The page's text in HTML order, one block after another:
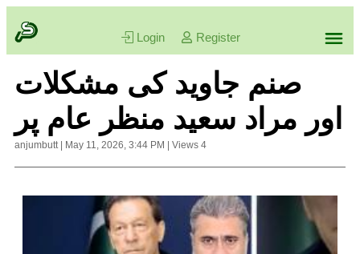
Login Register
صنم جاوید کی مشکلات
اور مراد سعید منظر عام پر
anjumbutt| May 11, 2026, 3:44 PM Views 4